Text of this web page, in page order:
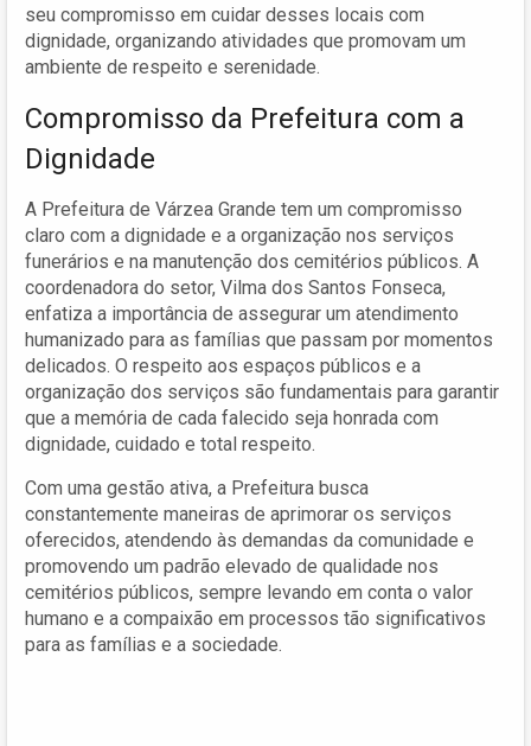
seu compromisso em cuidar desses locais com
dignidade, organizando atividades que promovam um
ambiente de respeito e serenidade.
Compromisso da Prefeitura com a
Dignidade
A Prefeitura de Várzea Grande tem um compromisso
claro com a dignidade e a organização nos serviços
funerários e na manutenção dos cemitérios públicos. A
coordenadora do setor, Vilma dos Santos Fonseca,
enfatiza a importância de assegurar um atendimento
humanizado para as famílias que passam por momentos
delicados. O respeito aos espaços públicos e a
organização dos serviços são fundamentais para garantir
que a memória de cada falecido seja honrada com
dignidade, cuidado e total respeito.
Com uma gestão ativa, a Prefeitura busca
constantemente maneiras de aprimorar os serviços
oferecidos, atendendo às demandas da comunidade e
promovendo um padrão elevado de qualidade nos
cemitérios públicos, sempre levando em conta o valor
humano e a compaixão em processos tão significativos
para as famílias e a sociedade.